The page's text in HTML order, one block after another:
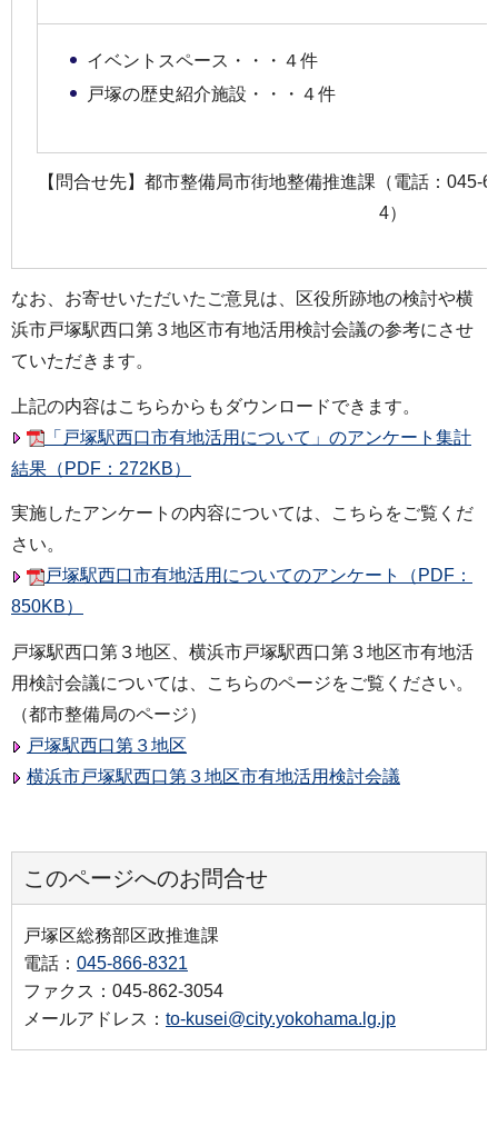
イベントスペース・・・４件
戸塚の歴史紹介施設・・・４件
【問合せ先】都市整備局市街地整備推進課（電話：
4）
なお、お寄せいただいたご意見は、区役所跡地の検討や横
浜市戸塚駅西口第３地区市有地活用検討会議の参考にさせ
ていただきます。
上記の内容はこちらからもダウンロードできます。
「戸塚駅西口市有地活用について」のアンケート集計
結果（PDF：272KB）
実施したアンケートの内容については、こちらをご覧くだ
さい。
戸塚駅西口市有地活用についてのアンケート（PDF：
850KB）
戸塚駅西口第３地区、横浜市戸塚駅西口第３地区市有地活
用検討会議については、こちらのページをご覧ください。
（都市整備局のページ）
戸塚駅西口第３地区
横浜市戸塚駅西口第３地区市有地活用検討会議
このページへのお問合せ
戸塚区総務部区政推進課
電話： 045-866-8321
ファクス：045-862-3054
メールアドレス： to-kusei@city.yokohama.lg.jp